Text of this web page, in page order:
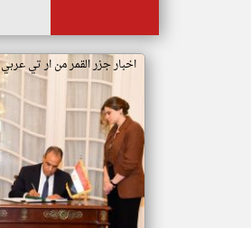
اخبار جزر القمر من ار تي عربي